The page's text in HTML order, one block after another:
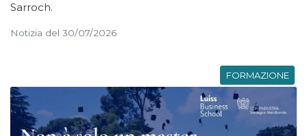
Sarroch.
Notizia del 30/07/2026
FORMAZIONE